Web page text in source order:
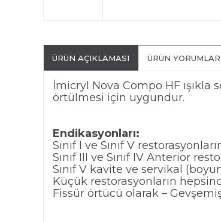
ÜRÜN AÇIKLAMASI ÜRÜN
İmicryl Nova Compo HF
örtülmesi için uygundur.
Endikasyonları:
Sınıf I ve Sınıf V
Sınıf III ve Sınıf IV Anterior
Sınıf V kavite ve servikal
Küçük restorasyonların
Fissür örtücü olarak –